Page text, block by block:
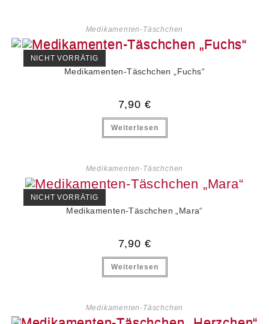
Medikamenten-Täschchen
NICHT VORRÄTIG
Medikamenten-Täschchen „Fuchs“
7,90 €
Weiterlesen
Medikamenten-Täschchen
NICHT VORRÄTIG
Medikamenten-Täschchen „Mara“
7,90 €
Weiterlesen
Medikamenten-Täschchen